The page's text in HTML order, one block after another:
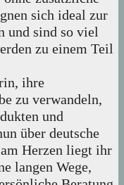
sich ideal zur
und sind so viel
zu einem Teil
ihre
zu verwandeln,
und
über deutsche
Herzen liegt ihr
langen Wege,